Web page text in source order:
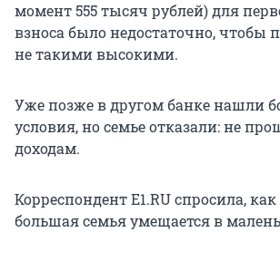
момент 555 тысяч рублей) для
взноса было недостаточно, чтобы
не такими высокими.
Уже позже в другом банке нашли
условия, но семье отказали: не
доходам.
Корреспондент E1.RU спросила, как
большая семья умещается в